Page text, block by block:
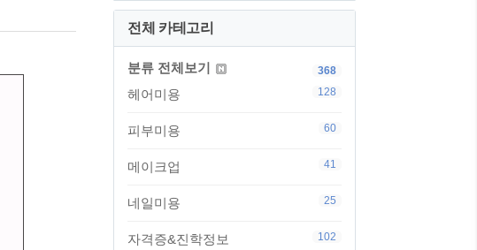
전체 카테고리
분류 전체보기 368
헤어미용 128
피부미용 60
메이크업 41
네일미용 25
자격증&진학정보 102